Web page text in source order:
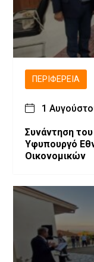
ΠΕΡΙΦΈΡΕΙΑ
1
Συνάντηση
Υφυπουργό Εθνικής Οικονομίας &
Οικονομικών